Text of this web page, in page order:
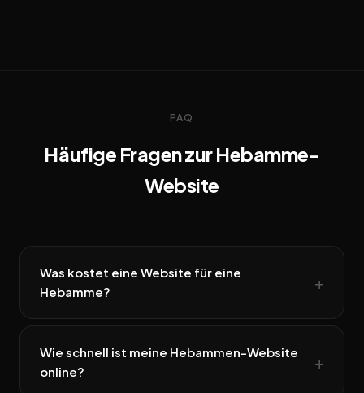
FAQ
Häufige Fragen zur Hebamme-
Website
Was kostet eine Website für eine
Hebamme?
Wie schnell ist meine Hebammen-Website
online?